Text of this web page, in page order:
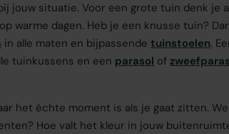
jouw situatie. Voor een grote tuin denk je
warme dagen. Heb je een knusse tuin?
in alle maten en bijpassende tuinstoelen.
tuinkussens en een parasol of
het échte moment is als je gaat zitten.
Hoe valt het kleur in jouw